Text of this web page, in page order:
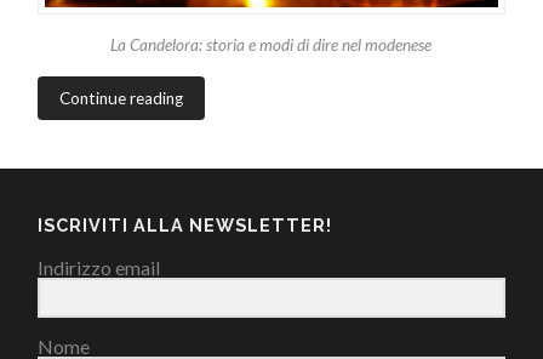
La Candelora: storia e modi di dire nel modenese
Continue reading
ISCRIVITI ALLA NEWSLETTER!
Indirizzo email
Nome